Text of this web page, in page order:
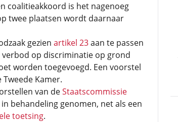
coalitieakkoord is het nagenoeg
twee plaatsen wordt daarnaar
gezien artikel 23aan te passen
op discriminatie op grond
worden toegevoegd. Een voorstel
Kamer.
van deStaatscommissie
behandeling genomen, net als een
toetsing.